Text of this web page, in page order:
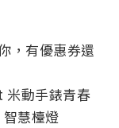
，有優惠券還
米動手錶青春
慧檯燈